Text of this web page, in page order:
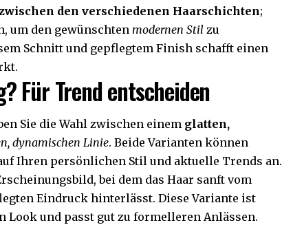
den verschiedenen Haarschichten;
um den gewünschten modernen Stil zu
Schnitt und gepflegtem Finish schafft einen
Für Trend entscheiden
Sie die Wahl zwischen einem glatten,
dynamischen Linie. Beide Varianten können
Ihren persönlichen Stil und aktuelle Trends an.
bei dem das Haar sanft vom
Eindruck hinterlässt. Diese Variante ist
Look und passt gut zu formelleren Anlässen.